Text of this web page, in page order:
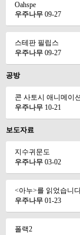
Oahspe
우주나무 09-27
스테판 필립스
우주나무 09-27
공방
콘 사토시 애니메이션
우주나무 10-21
보도자료
지수귀문도
우주나무 03-02
<아누>를 읽었습니
우주나무 01-23
폴랙2